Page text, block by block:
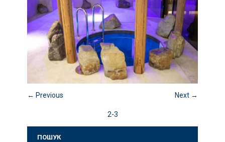
← Previous Next →
2-3
ПОШУК